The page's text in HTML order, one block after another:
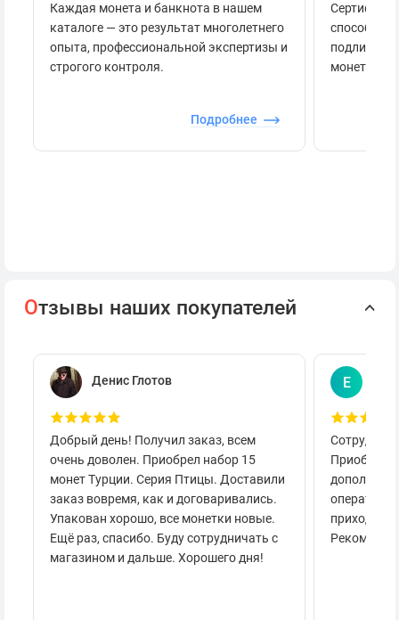
Каждая монета и банкнота в нашем
каталоге — это результат многолетнего
опыта, профессиональной экспертизы и
строгого контроля.
Подробнее
способов
монеты.
Отзывы наших покупателей
Денис Глотов
Добрый день! Получил заказ, всем
очень доволен. Приобрел набор 15
монет Турции. Серия Птицы. Доставили
заказ вовремя, как и договаривались.
Упакован хорошо, все монетки новые.
Ещё раз, спасибо. Буду сотрудничать с
магазином и дальше. Хорошего дня!
Е
приходило